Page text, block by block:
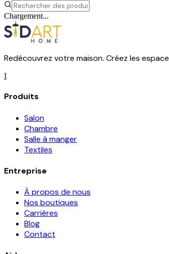
Chargement...
Redécouvrez votre maison. Créez les
I
Produits
Salon
Chambre
Salle à manger
Textiles
Entreprise
À propos de nous
Nos boutiques
Carrières
Blog
Contact